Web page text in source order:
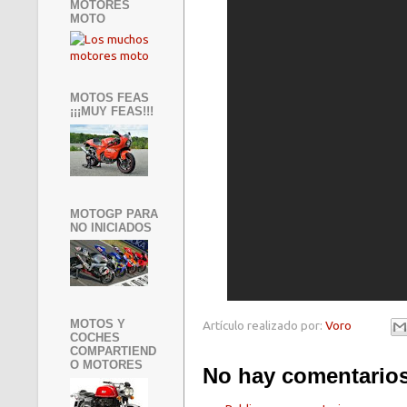
Artículo realizado por: Voro
No hay
MOTORES
MOTO
MOTOS FEAS
¡¡¡MUY FEAS!!!
MOTOGP PARA
NO INICIADOS
MOTOS Y
COCHES
COMPARTIEND
O MOTORES